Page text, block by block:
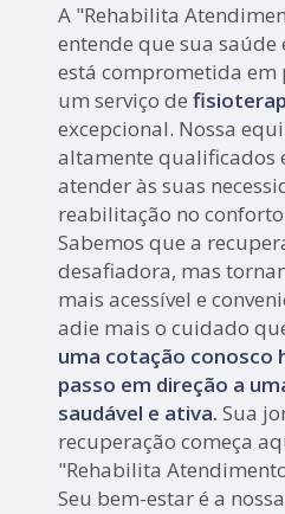
A "Rehabilita
entende que sua
está comprometida em
um serviço de
excepcional. Nossa
altamente qualificados
atender às suas
reabilitação no
Sabemos que a
desafiadora, mas
mais acessível e
adie mais o cuidado
uma cotação conosco
passo em direção a
saudável e ativa. Sua
recuperação começa
"Rehabilita
Seu bem-estar é a